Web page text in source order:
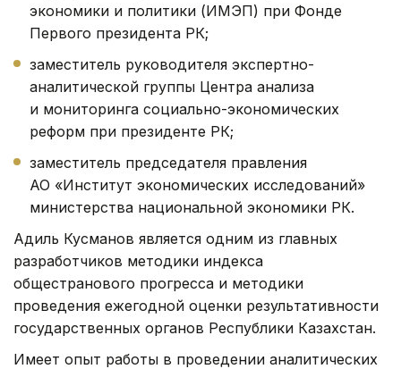
экономики и политики (ИМЭП) при Фонде
Первого президента РК;
заместитель руководителя экспертно-
аналитической группы Центра анализа
и мониторинга социально-экономических
реформ при президенте РК;
заместитель председателя правления
АО «Институт экономических исследований»
министерства национальной экономики РК.
Адиль Кусманов является одним из главных
разработчиков методики индекса
общестранового прогресса и методики
проведения ежегодной оценки результативности
государственных органов Республики Казахстан.
Имеет опыт работы в проведении аналитических